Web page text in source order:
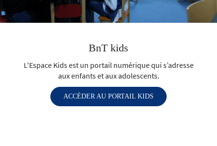
BnT kids
L'Espace Kids est un portail numérique qui s’adresse
aux enfants et aux adolescents.
ACCÉDER AU PORTAIL KIDS